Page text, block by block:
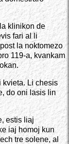
klinikon de
fari al li
la noktomezo
119-a, kvankam
kvieta. Li chesis
do oni lasis lin
estis liaj
iaj homoj kun
tre solene, al